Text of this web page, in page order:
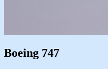
Boeing 747